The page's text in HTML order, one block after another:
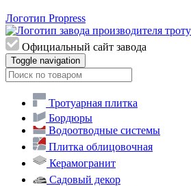
Логотип Propress
Официальный сайт завода
Toggle navigation
Тротуарная плитка
Бордюры
Водоотводные системы
Плитка облицовочная
Керамогранит
Садовый декор